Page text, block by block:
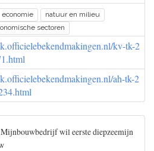
economie
natuur en milieu
sectoren
kv-tk-2
ah-tk-2
Mijnbouwbedrijf wil eerste diepzeemijn